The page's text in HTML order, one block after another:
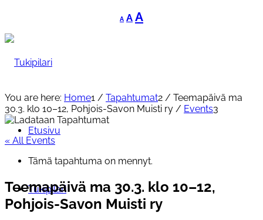
A
Decrease
font
A Reset
font
AIncrease
Etusivu
Tukipilari
You are here: Home1 / Tapahtumat2 / Teemapäivä ma
30.3. klo 10–12, Pohjois-Savon Muisti ry / Events3
« All Events
Tämä tapahtuma on mennyt.
Teemapäivä ma 30.3. klo 10–12,
Pohjois-Savon Muisti ry